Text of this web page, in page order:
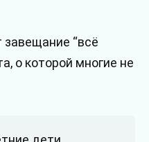
“всё
о которой многие не